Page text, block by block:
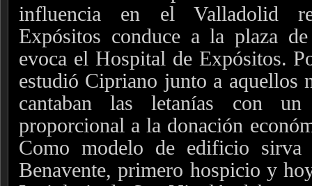
influencia en el Valladolid
Expósitos conduce a la plaza
evoca el Hospital de Expósitos.
estudió Cipriano junto a aquellos
cantaban las letanías con un
proporcional a la donación
Como modelo de edificio
Benavente, primero hospicio y